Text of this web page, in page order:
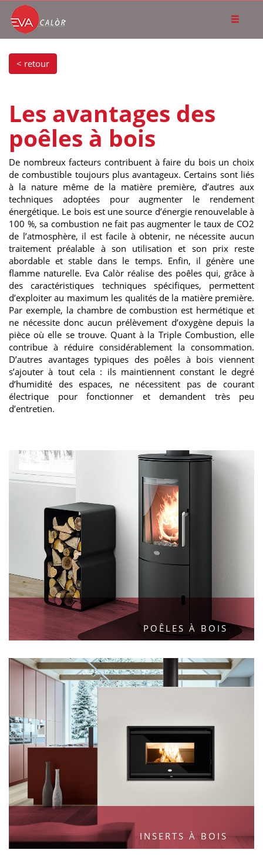
< retour
Les avantages des
poêles à bois
De nombreux facteurs contribuent à faire du bois un choix
de combustible toujours plus avantageux. Certains sont liés
à la nature même de la matière première, d’autres aux
techniques adoptées pour augmenter le rendement
énergétique. Le bois est une source d’énergie renouvelable à
100 %, sa combustion ne fait pas augmenter le taux de CO2
de l’atmosphère, il est facile à obtenir, ne nécessite aucun
traitement préalable à son utilisation et son prix reste
abordable et stable dans le temps. Enfin, il génère une
flamme naturelle. Eva Calòr réalise des poêles qui, grâce à
des caractéristiques techniques spécifiques, permettent
d’exploiter au maximum les qualités de la matière première.
Par exemple, la chambre de combustion est hermétique et
ne nécessite donc aucun prélèvement d’oxygène depuis la
pièce où elle se trouve. Quant à la Triple Combustion, elle
contribue à réduire considérablement la consommation.
D’autres avantages typiques des poêles à bois viennent
s’ajouter à tout cela : ils maintiennent constant le degré
d’humidité des espaces, ne nécessitent pas de courant
électrique pour fonctionner et demandent très peu
d’entretien.
POÊLES À BOIS
INSERTS À BOIS